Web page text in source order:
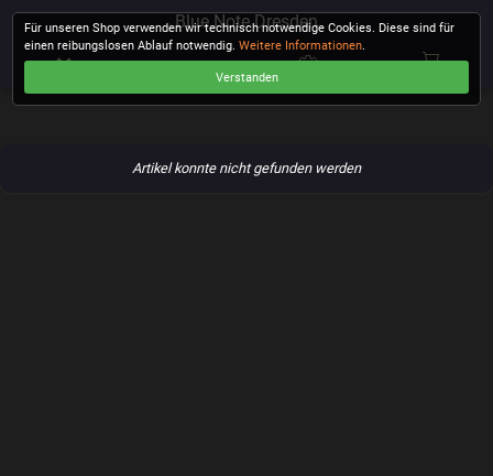
Blue Note Dresden
Artikel konnte nicht gefunden werden
Für unseren Shop verwenden wir technisch notwendige Cookies. Diese sind für
einen reibungslosen Ablauf notwendig.Weitere Informationen.
Verstanden